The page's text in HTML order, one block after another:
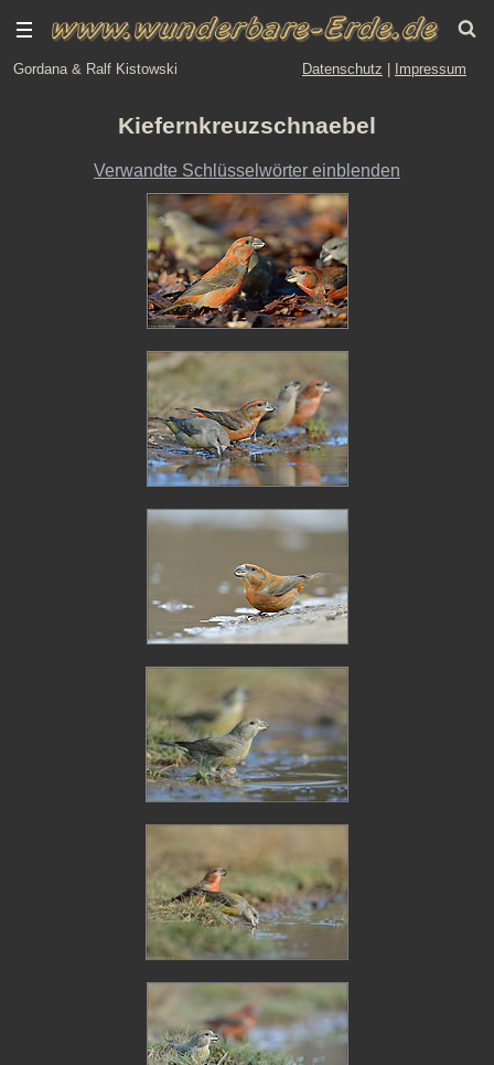
Gordana & Ralf Kistowski Datenschutz Impressum
Kiefernkreuzschnaebel
Verwandte Schlüsselwörter einblenden